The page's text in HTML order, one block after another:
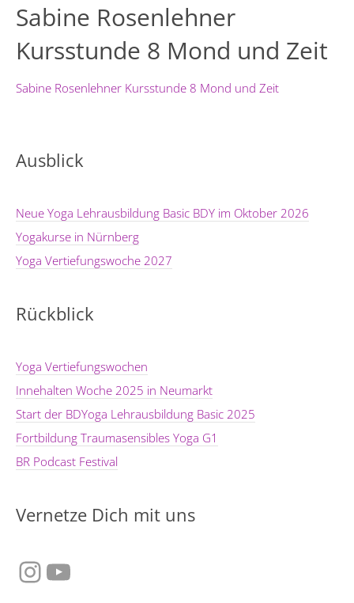
Sabine Rosenlehner
Kursstunde 8 Mond und Zeit
Sabine Rosenlehner Kursstunde 8 Mond und Zeit
Ausblick
Neue Yoga Lehrausbildung Basic BDY im Oktober 2026
Yogakurse in Nürnberg
Yoga Vertiefungswoche 2027
Rückblick
Yoga Vertiefungswochen
Innehalten Woche 2025 in Neumarkt
Start der BDYoga Lehrausbildung Basic 2025
Fortbildung Traumasensibles Yoga G1
BR Podcast Festival
Vernetze Dich mit uns
Instagram
YouTube